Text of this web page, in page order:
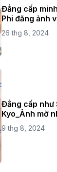
Đẳng cấp
Phi đăng ảnh
26 thg 8, 2024
Đẳng cấp như
Kyo_Ảnh mờ
không bao giờ
9 thg 8, 2024